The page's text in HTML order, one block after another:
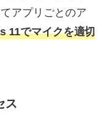
アプリごとのア
11でマイクを適切
ス